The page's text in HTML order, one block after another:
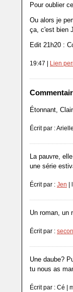
Pour oublier
Ou alors je
ça, c'est bien
Edit 21h20 :
19:47 | Lien
Étonnant,
Écrit par :
La pauvre,
une série
Écrit par : Jen |
Un roman, un
Écrit par :
Une daube?
tu nous as
Écrit par : Cé |